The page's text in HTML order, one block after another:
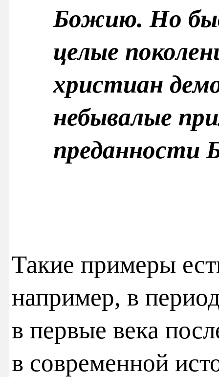
Божию. Но
целые
христиан
небывалые
преданности
Такие примеры
например, в
в первые века
в современной